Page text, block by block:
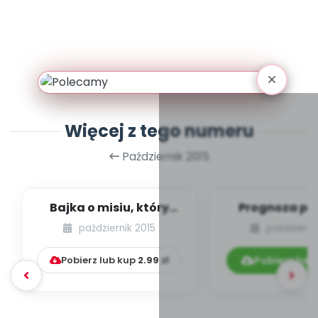
Więcej z tego numeru
Październik 2015
Bajka o misiu, który
uwielbiał czekoladę -
opowiadanie...
październik 2015
Pobierz lub kup 2.99 zł
Prognoza
Pobierz